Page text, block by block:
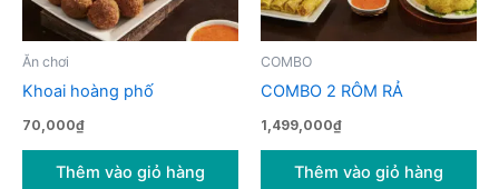
Ăn chơi
Khoai hoàng phố
70,000₫
Thêm vào giỏ hàng
COMBO
COMBO 2 RÔM RẢ
1,499,000₫
Thêm vào giỏ hàng